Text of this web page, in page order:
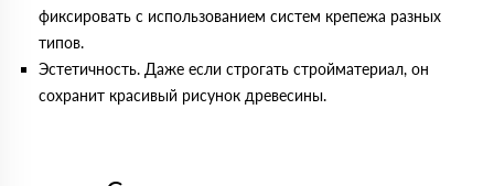
фиксировать с использованием систем крепежа разных
типов.
Эстетичность. Даже если строгать стройматериал, он
сохранит красивый рисунок древесины.